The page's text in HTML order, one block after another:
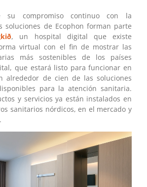
su compromiso continuo con la
soluciones de Ecophon forman parte
, un hospital digital que existe
virtual con el fin de mostrar las
más sostenibles de los países
que estará listo para funcionar en
alrededor de cien de las soluciones
para la atención sanitaria.
y servicios ya están instalados en
sanitarios nórdicos, en el mercado y